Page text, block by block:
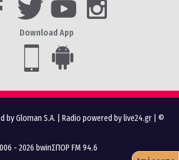
Download App
by Gloman S.A. Radio powered by live24.gr | ©
- 2026 bwinΣΠΟΡ FM 94.6